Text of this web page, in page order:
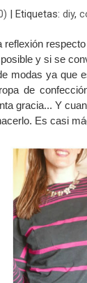
| Etiquetas: diy,
reflexión
y si se
modas ya que
de
gracia... Y
Es casi